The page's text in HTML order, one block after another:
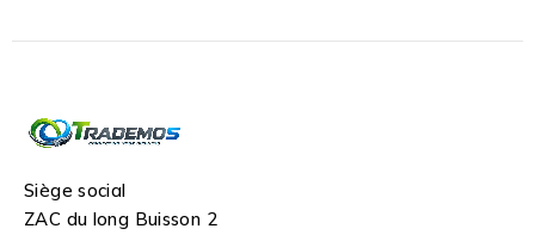
Siège social
ZAC du long Buisson 2